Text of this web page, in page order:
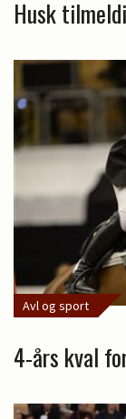
Husk
Avl og sport
4-års kval